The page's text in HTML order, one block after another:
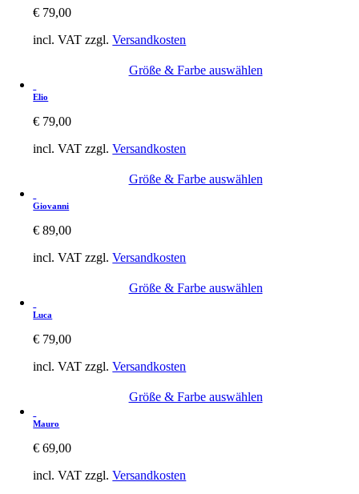
€ 79,00
incl. VAT zzgl.Versandkosten
Größe & Farbe auswählen
Elio
€ 79,00
incl. VAT zzgl.Versandkosten
Größe & Farbe auswählen
Giovanni
€ 89,00
incl. VAT zzgl.Versandkosten
Größe & Farbe auswählen
Luca
€ 79,00
incl. VAT zzgl.Versandkosten
Größe & Farbe auswählen
Mauro
€ 69,00
incl. VAT zzgl.Versandkosten